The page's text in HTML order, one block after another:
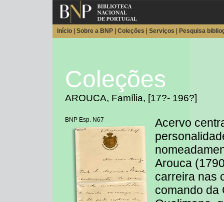
Início Sobre a BNP Coleções Serviços Pesquisa
Coleções
AROUCA, Família, [17?- 196?]
BNP Esp. N67
Acervo
Arouca
carreira nas
comando da